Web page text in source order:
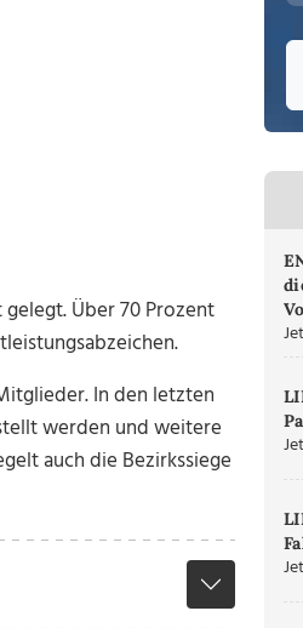
Über 70 Prozent
In den letzten
werden und weitere
auch die Bezirkssiege